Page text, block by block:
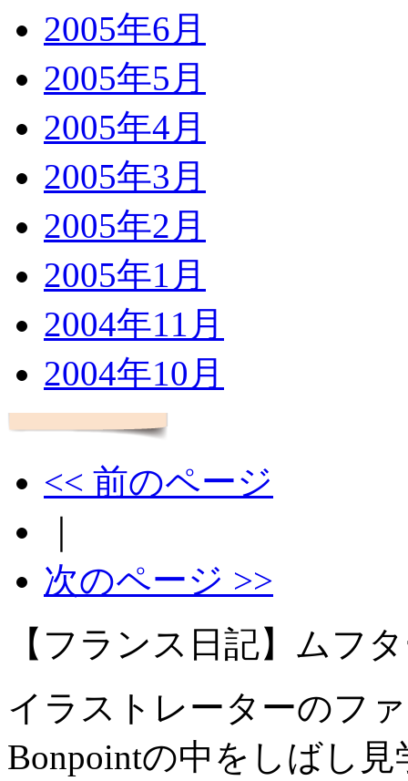
2005年6月
2005年5月
2005年4月
2005年3月
2005年2月
2005年1月
2004年11月
2004年10月
<< 前のページ
次のページ >>
【フランス日記】ムフ
イラストレーターのフ
Bonpointの中をしばし見